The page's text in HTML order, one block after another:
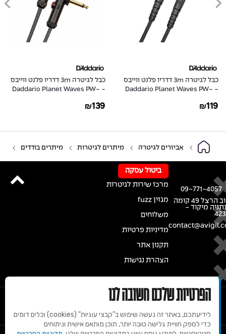
כבל לגיטרה 3m דדריו פלנט ווייבס
- Daddario Planet Waves PW-
₪119
כבל לגיטרה 3m דדריו פלנט ווייבס
- Daddario Planet Waves PW-
₪139
אביזרים לגיטרה מיתרים לגיטרות מיתרים בודדים
רחוב הרצל 49 קומה
מיקוד -
09-771-4057
ביטול עסקה
מרכז שירות לגיטרות
מגזין fuzz
משלוחים
מדיניות פרטיות
תקנון אתר
הצהרת נגישות
הפרטיות שלכם חשובה לנו
לידיעתכם, באתר זה נעשה שימוש ב"קבצי עוגיות" (cookies) וכלים דומים
כדי לספק חוויית גלישה טובה יותר, תוכן מותאם אישית וניתוחים